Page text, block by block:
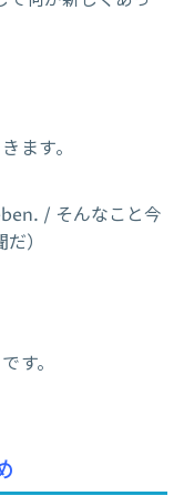
ます。
/ そんなこと今
）
す。